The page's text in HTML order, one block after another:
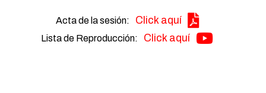
Acta de la sesión: Click aquí
Lista de Reproducción: Click aquí